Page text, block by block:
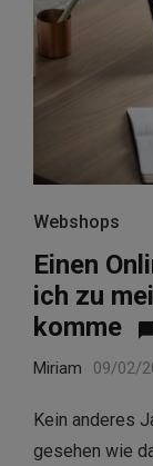
Webshops
Einen
ich zu
komme
Miriam 09/02/
Kein anderes
gesehen wie